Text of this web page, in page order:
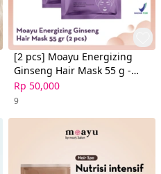
[2 pcs] Moayu Energizing
Ginseng Hair Mask 55 g -
Masker Rambut
Rp 50,000
9